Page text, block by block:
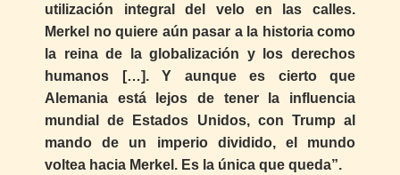
utilización integral del velo en las calles.
Merkel no quiere aún pasar a la historia como
la reina de la globalización y los derechos
humanos […]. Y aunque es cierto que
Alemania está lejos de tener la influencia
mundial de Estados Unidos, con Trump al
mando de un imperio dividido, el mundo
voltea hacia Merkel. Es la única que queda”.